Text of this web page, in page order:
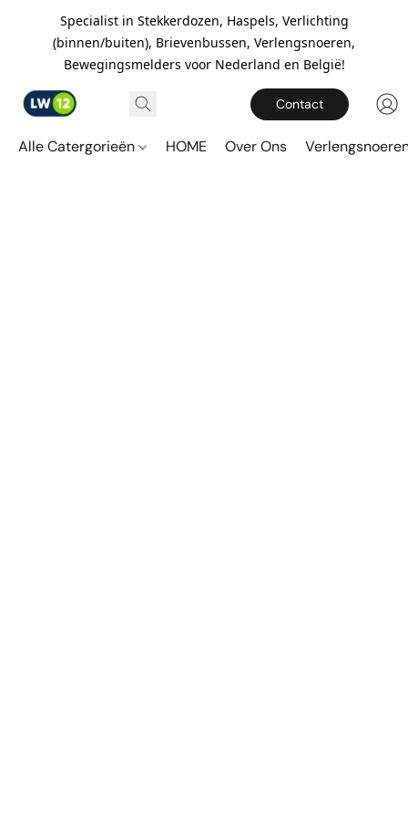
Specialist in Stekkerdozen, Haspels, Verlichting
(binnen/buiten), Brievenbussen, Verlengsnoeren,
Bewegingsmelders voor Nederland en België!
Contact
Alle Catergorieën HOME Over Ons